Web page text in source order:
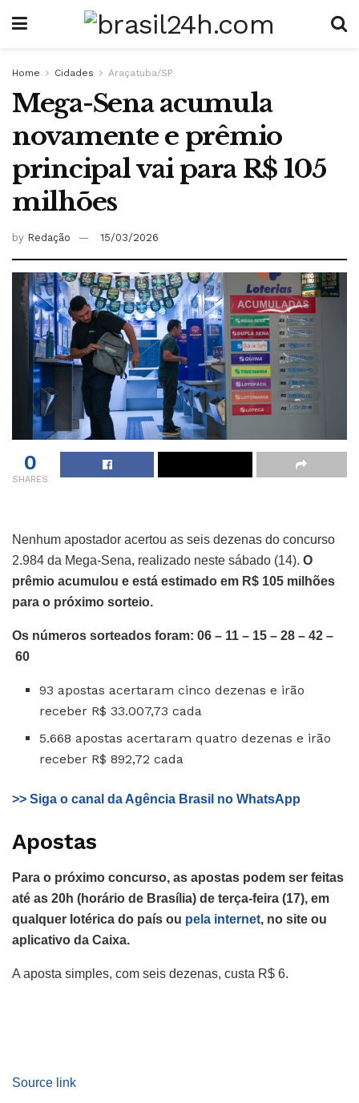
Home Cidades Araçatuba/SP
Mega-Sena acumula
novamente e prêmio
principal vai para R$ 105
milhões
by Redação 15/03/2026
0
SHARES
Nenhum apostador acertou as seis dezenas do concurso
2.984 da Mega-Sena, realizado neste sábado (14). O
prêmio acumulou e está estimado em R$ 105 milhões
para o próximo sorteio.
Os números sorteados foram: 06 – 11 – 15 – 28 – 42 –
60
93 apostas acertaram cinco dezenas e irão
receber R$ 33.007,73 cada
5.668 apostas acertaram quatro dezenas e irão
receber R$ 892,72 cada
>> Siga o canal da Agência Brasil no WhatsApp
Apostas
Para o próximo concurso, as apostas podem ser feitas
até as 20h (horário de Brasília) de terça-feira (17), em
qualquer lotérica do país ou pela internet, no site ou
aplicativo da Caixa.
A aposta simples, com seis dezenas, custa R$ 6.
Source link